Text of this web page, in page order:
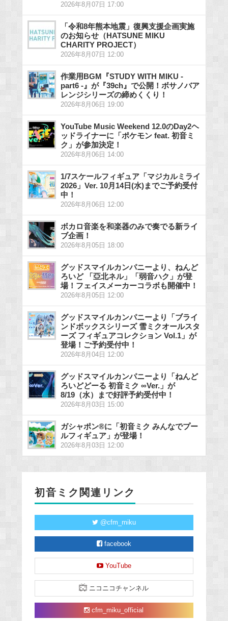
2026年8月07日 17:00
「令和8年熊本地震」復興支援企画実施
のお知らせ（HATSUNE MIKU
CHARITY PROJECT）
2026年8月07日 12:00
作業用BGM『STUDY WITH MIKU -
part6 -』が『39ch』で公開！ボサノバア
レンジシリーズの締めくくり！
2026年8月06日 19:00
YouTube Music Weekend 12.0のDay2ヘ
ッドライナーに「ポケモン feat. 初音ミ
ク」が参加決定！
2026年8月06日 14:00
1/7スケールフィギュア「マジカルミライ
2026」Ver. 10月14日(水)までご予約受付
中！
2026年8月06日 12:00
ボカロ音楽を和楽器のみで奏でる新ライ
ブ企画！
2026年8月05日 18:00
グッドスマイルカンパニーより、ねんど
ろいど 「亞北ネル」「弱音ハク」が登
場！フェイスメーカーコラボも開催中！
2026年8月05日 12:00
グッドスマイルカンパニーより「ブライ
ンドボックスシリーズ 雪ミクオールスタ
ーズ フィギュアコレクション Vol.1」が
登場！ご予約受付中！
2026年8月04日 12:00
グッドスマイルカンパニーより「ねんど
ろいどどーる 初音ミク ∞Ver.」が
8/19（水）まで好評予約受付中！
2026年8月03日 15:00
ガシャポン®に「初音ミク みんなでプー
ルフィギュア」が登場！
2026年8月03日 12:00
初音ミク関連リンク
@cfm_miku
facebook
YouTube
ニコニコチャンネル
cfm_miku_official